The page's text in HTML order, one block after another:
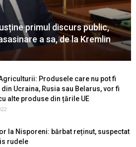
primul discurs public,
a sa, de la Kremlin
Produsele care nu pot fi
Ucraina, Rusia sau Belarus, vor fi
alte produse din țările UE
la Nisporeni: bărbat reținut, suspectat
rudele